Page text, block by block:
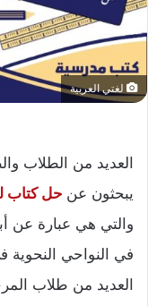
لغتي العربية
العديد من الطلاب
يبحثون عن حل كتاب
والتي هي عبارة عن
في النواحي النحوية
العديد من طلاب